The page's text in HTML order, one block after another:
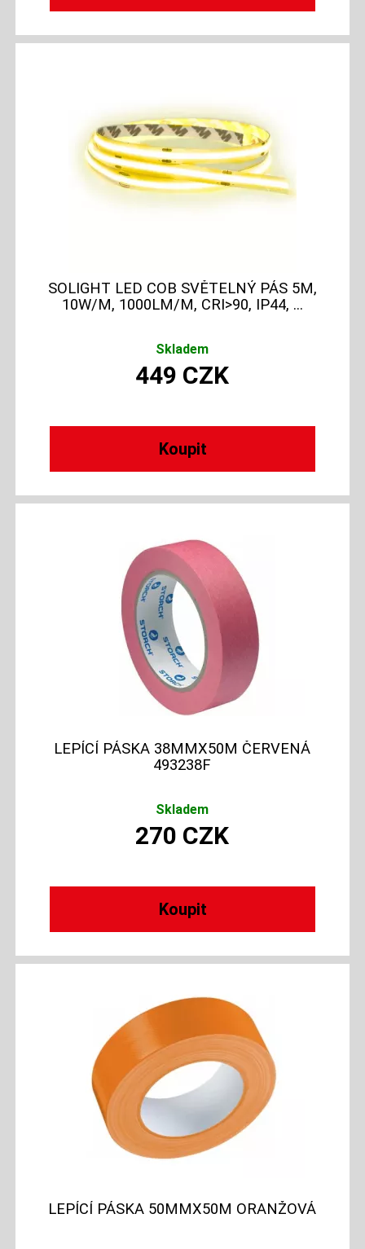
SOLIGHT LED COB SVĚTELNÝ PÁS 5M,
10W/M, 1000LM/M, CRI>90, IP44, ...
Skladem
449 CZK
LEPÍCÍ PÁSKA 38MMX50M ČERVENÁ
493238F
Skladem
270 CZK
LEPÍCÍ PÁSKA 50MMX50M ORANŽOVÁ